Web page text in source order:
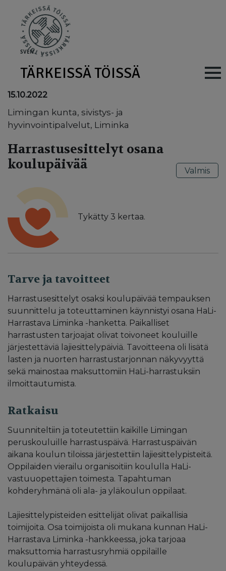
SVEN
TÄRKEISSÄ TÖISSÄ Main
15.10.2022
Limingan kunta, sivistys- ja
hyvinvointipalvelut, Liminka
Harrastusesittelyt osana
koulupäivää
Tykätty 3 kertaa.
Valmis
Tarve ja tavoitteet
Harrastusesittelyt osaksi koulupäivää tempauksen
suunnittelu ja toteuttaminen käynnistyi osana HaLi-
Harrastava Liminka -hanketta. Paikalliset
harrastusten tarjoajat olivat toivoneet kouluille
järjestettäviä lajiesittelypäiviä. Tavoitteena oli lisätä
lasten ja nuorten harrastustarjonnan näkyvyyttä
sekä mainostaa maksuttomiin HaLi-harrastuksiin
ilmoittautumista.
Ratkaisu
Suunniteltiin ja toteutettiin kaikille Limingan
peruskouluille harrastuspäivä. Harrastuspäivän
aikana koulun tiloissa järjestettiin lajiesittelypisteitä.
Oppilaiden vierailu organisoitiin koululla HaLi-
vastuuopettajien toimesta. Tapahtuman
kohderyhmänä oli ala- ja yläkoulun oppilaat.
Lajiesittelypisteiden esittelijät olivat paikallisia
toimijoita. Osa toimijoista oli mukana kunnan HaLi-
Harrastava Liminka -hankkeessa, joka tarjoaa
maksuttomia harrastusryhmiä oppilaille
koulupäivän yhteydessä.